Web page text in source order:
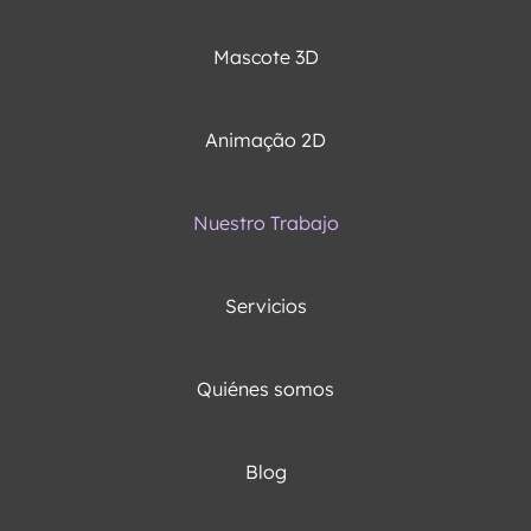
Mascote 3D
Animação 2D
Nuestro Trabajo
Servicios
Quiénes somos
Blog